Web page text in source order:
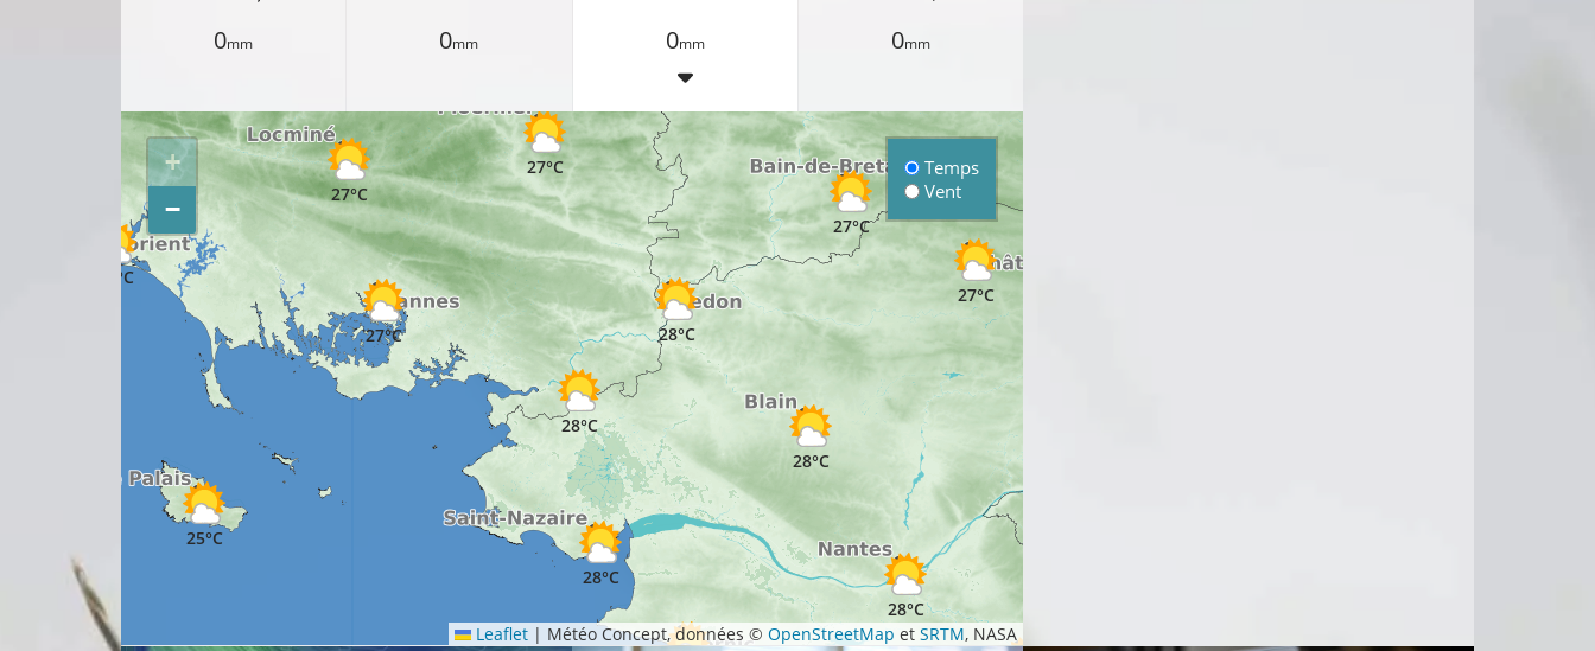
0mm
0mm
0mm
0mm
27°C
24°C
25°C
27°C
28°C
27°C
27°C
28°C
28°C
27°C
28°C
28°C
+
−
Temps
Vent
Leaflet | Météo Concept, données © OpenStreetMap et SRTM, NASA